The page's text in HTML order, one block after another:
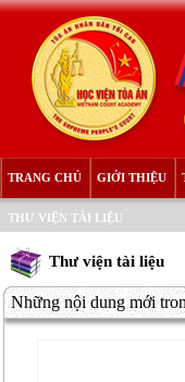
TRANG CHỦ GIỚI THIỆU
THƯ VIỆN TÀI LIỆU
Thư viện tài liệu
Những nội dung mới